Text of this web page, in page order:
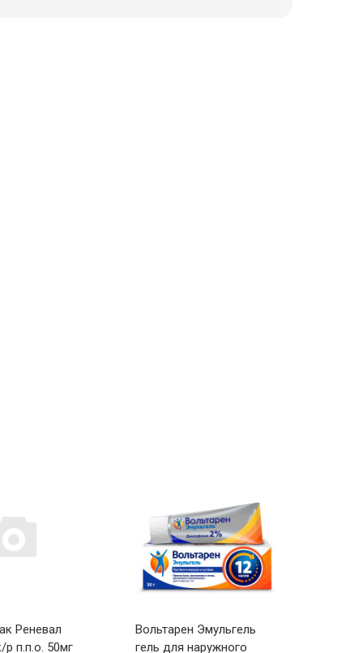
Реневал
р п.п.о. 50мг
Вольтарен Эмульгель
гель для наружного